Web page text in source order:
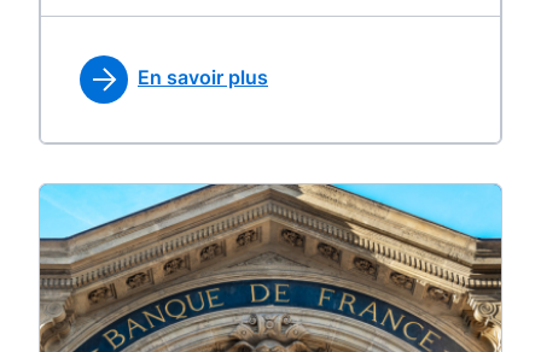
En savoir plus